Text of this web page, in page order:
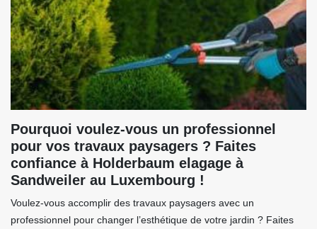
Pourquoi voulez-vous un professionnel
pour vos travaux paysagers ? Faites
confiance à Holderbaum elagage à
Sandweiler au Luxembourg !
Voulez-vous accomplir des travaux paysagers avec un
professionnel pour changer l’esthétique de votre jardin ? Faites